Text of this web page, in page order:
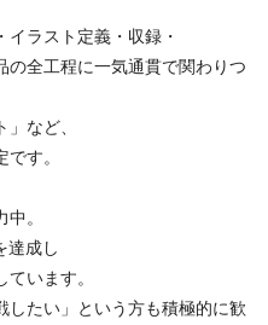
ラスト定義・収録・
の全工程に一気通貫で関わりつ
など、
す。
。
達成し
います。
したい」という方も積極的に歓